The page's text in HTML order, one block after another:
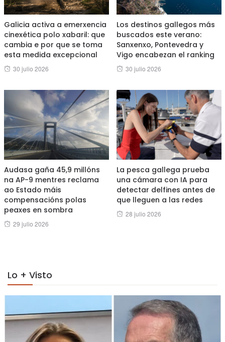
Galicia activa a emerxencia
cinexética polo xabaril: que
cambia e por que se toma
esta medida excepcional
Posted
30 julio 2026
Los destinos gallegos más
buscados este verano:
Sanxenxo, Pontevedra y
Vigo encabezan el ranking
Posted
30 julio 2026
Audasa gaña 45,9 millóns
na AP-9 mentres reclama
ao Estado máis
compensacións polas
peaxes en sombra
Posted
29 julio 2026
La pesca gallega prueba
una cámara con IA para
detectar delfines antes de
que lleguen a las redes
Posted
28 julio 2026
Lo + Visto